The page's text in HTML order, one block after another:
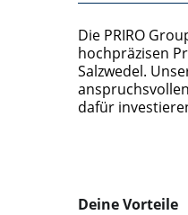
Die PRIRO
hochpräzisen
Salzwedel.
dafür
Deine Vorteile